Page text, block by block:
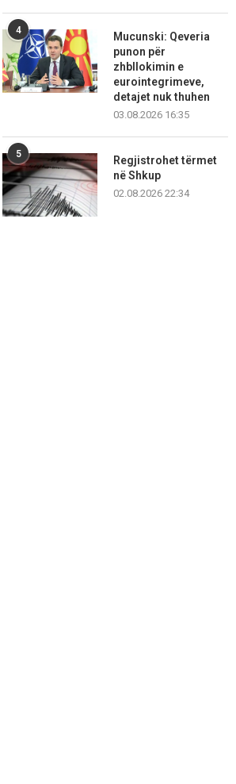
4
Mucunski: Qeveria
punon për
zhbllokimin e
eurointegrimeve,
detajet nuk thuhen
03.08.2026 16:35
5
Regjistrohet tërmet
në Shkup
02.08.2026 22:34